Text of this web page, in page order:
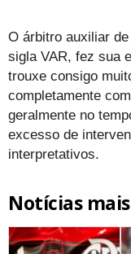
O árbitro auxiliar
sigla VAR, fez sua
trouxe consigo
completamente
geralmente no
excesso de
interpretativos.
Notícias